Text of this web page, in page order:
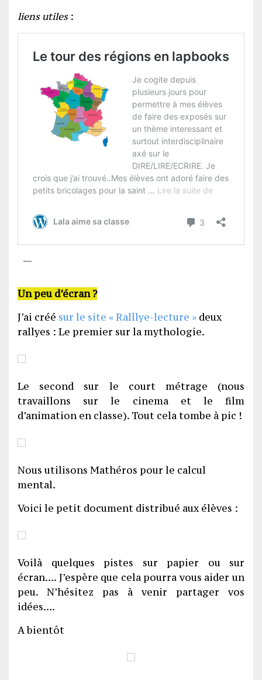
liens utiles :
Un peu d’écran ?
J’ai créé sur le site « Ralllye-lecture » deux
rallyes : Le premier sur la mythologie.
Le second sur le court métrage (nous
travaillons sur le cinema et le film
d’animation en classe). Tout cela tombe à pic !
Nous utilisons Mathéros pour le calcul
mental.
Voici le petit document distribué aux élèves :
Voilà quelques pistes sur papier ou sur
écran…. J’espère que cela pourra vous aider un
peu. N’hésitez pas à venir partager vos
idées….
A bientôt